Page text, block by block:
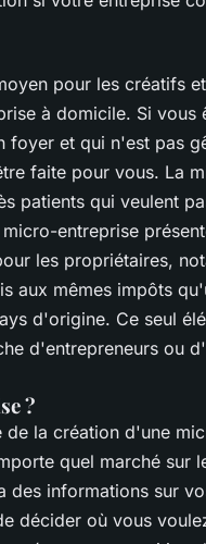
pour les créatifs
à domicile. Si vous
et qui n'est pas
faite pour vous. La
patients qui veulent
entreprise
les propriétaires,
aux mêmes impôts
d'origine. Ce seul
d'entrepreneurs ou
?
la création d'une
quel marché sur
des informations sur
décider où vous